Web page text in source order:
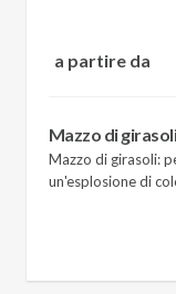
a partire da
Mazzo di
Mazzo di girasoli:
un'esplosione di